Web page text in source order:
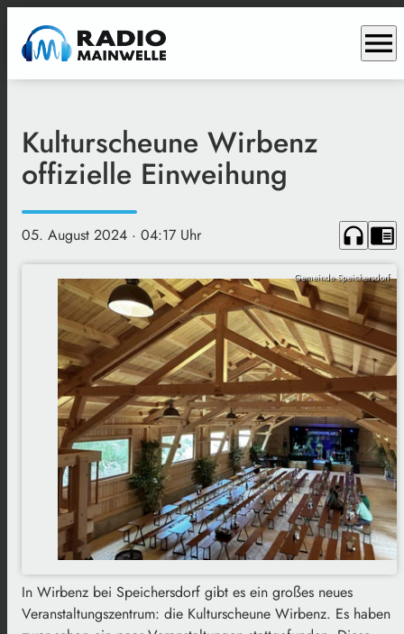
menu
Kulturscheune Wirbenz
offizielle Einweihung
05. August 2024 · 04:17 Uhr headphones chrome_reader_mode
Gemeinde Speichersdorf
In Wirbenz bei Speichersdorf gibt es ein großes neues
Veranstaltungszentrum: die Kulturscheune Wirbenz. Es haben